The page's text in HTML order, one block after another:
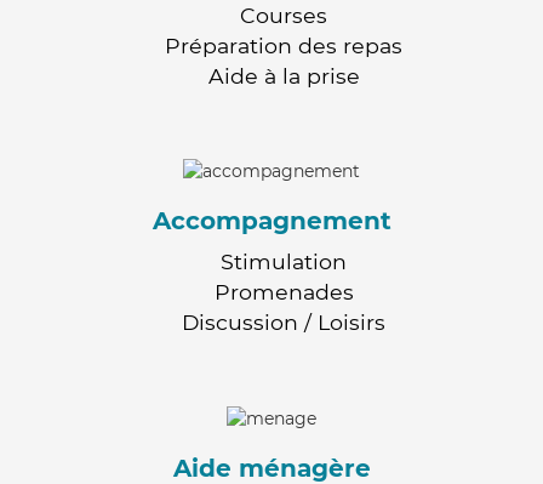
Courses
Préparation des repas
Aide à la prise
Accompagnement
Stimulation
Promenades
Discussion / Loisirs
Aide ménagère